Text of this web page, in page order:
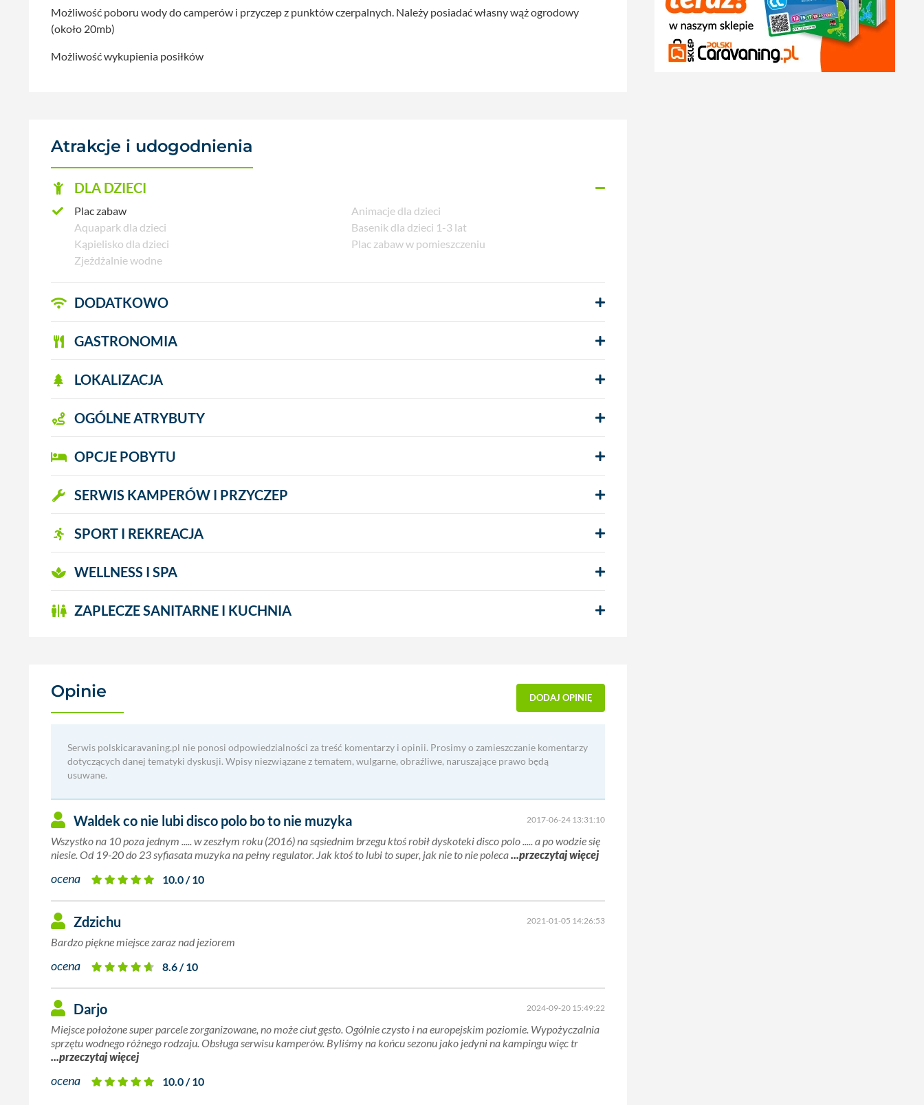
Możliwość poboru wody do camperów i przyczep z punktów czerpalnych. Należy posiadać własny wąż ogrodowy
(około 20mb)
Możliwość wykupienia posiłków
Atrakcje i udogodnienia
DLA DZIECI
Plac zabaw
Animacje dla dzieci
Aquapark dla dzieci
Basenik dla dzieci 1-3 lat
Kąpielisko dla dzieci
Plac zabaw w pomieszczeniu
Zjeżdżalnie wodne
DODATKOWO
GASTRONOMIA
LOKALIZACJA
OGÓLNE ATRYBUTY
OPCJE POBYTU
SERWIS KAMPERÓW I PRZYCZEP
SPORT I REKREACJA
WELLNESS I SPA
ZAPLECZE SANITARNE I KUCHNIA
Opinie DODAJ OPINIĘ
Serwis polskicaravaning.pl nie ponosi odpowiedzialności za treść komentarzy i opinii. Prosimy o zamieszczanie komentarzy
dotyczących danej tematyki dyskusji. Wpisy niezwiązane z tematem, wulgarne, obraźliwe, naruszające prawo będą
usuwane.
Waldek co nie lubi disco polo bo to nie muzyka 2017-06-24 13:31:10
Wszystko na 10 poza jednym ..... w zeszłym roku (2016) na sąsiednim brzegu ktoś robił dyskoteki disco polo ..... a po wodzie się
niesie. Od 19-20 do 23 syfiasata muzyka na pełny regulator. Jak ktoś to lubi to super, jak nie to nie poleca...przeczytaj więcej
ocena 10.0 / 10
Zdzichu 2021-01-05 14:26:53
Bardzo piękne miejsce zaraz nad jeziorem
ocena 8.6 / 10
Darjo 2024-09-20 15:49:22
Miejsce położone super parcele zorganizowane, no może ciut gęsto. Ogólnie czysto i na europejskim poziomie. Wypożyczalnia
sprzętu wodnego różnego rodzaju. Obsługa serwisu kamperów. Byliśmy na końcu sezonu jako jedyni na kampingu więc tr
...przeczytaj więcej
ocena 10.0 / 10